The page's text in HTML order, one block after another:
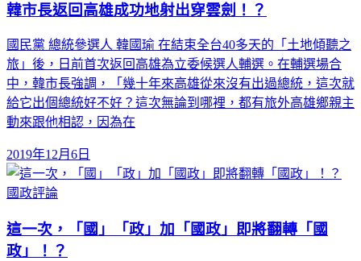
韓市長返回高雄成功地射出穿雲劍！？
國民黨 總統參選人 韓國瑜 在結束全台40多天的「土地傾聽之
旅」後，日前首次返回高雄為立委候選人輔選。在輔選場合
中，韓市長強調，「幾十年來高雄從來沒有出過總統，這次就
給它出個總統好不好？這次無論到哪裡，都有旅外高雄鄉親主
動來跟他相認，因為在
2019年12月6日
國政評論
這一次，「國」「政」加「國政」即將翻轉「國
政」！？